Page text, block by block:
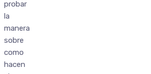
probar
la
manera
sobre
como
hacen